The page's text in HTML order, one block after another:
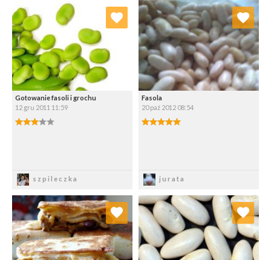
Gotowanie fasoli i grochu
12 gru 2011 11:59
3.00/5
szpileczka
Dodaj do ulubionych
Wybierz listę:
Fasola
20 paź 2012 08:54
5.00/5
jurata
Dodaj do ulubionych
Wybierz listę:
Dodaj do ulubionych
Wybierz listę:
Dodaj do ulubionych
Wybierz listę: